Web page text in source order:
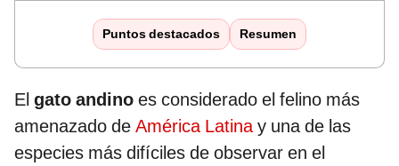
Puntos destacados Resumen
El gato andino es considerado el felino más
amenazado de América Latinay una de las
especies más difíciles de observar en el